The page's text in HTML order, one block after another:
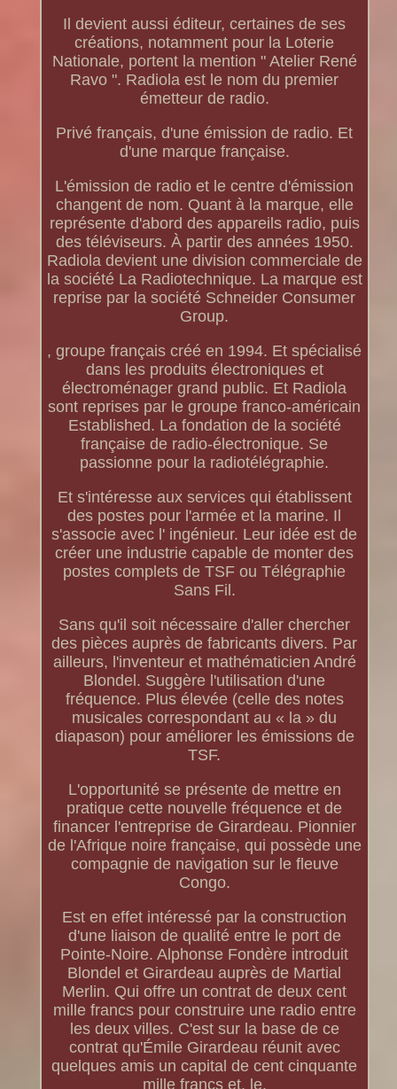
Il devient aussi éditeur, certaines de ses
créations, notamment pour la Loterie
Nationale, portent la mention " Atelier René
Ravo ". Radiola est le nom du premier
émetteur de radio.
Privé français, d'une émission de radio. Et
d'une marque française.
L'émission de radio et le centre d'émission
changent de nom. Quant à la marque, elle
représente d'abord des appareils radio, puis
des téléviseurs. À partir des années 1950.
Radiola devient une division commerciale de
la société La Radiotechnique. La marque est
reprise par la société Schneider Consumer
Group.
, groupe français créé en 1994. Et spécialisé
dans les produits électroniques et
électroménager grand public. Et Radiola
sont reprises par le groupe franco-américain
Established. La fondation de la société
française de radio-électronique. Se
passionne pour la radiotélégraphie.
Et s'intéresse aux services qui établissent
des postes pour l'armée et la marine. Il
s'associe avec l' ingénieur. Leur idée est de
créer une industrie capable de monter des
postes complets de TSF ou Télégraphie
Sans Fil.
Sans qu'il soit nécessaire d'aller chercher
des pièces auprès de fabricants divers. Par
ailleurs, l'inventeur et mathématicien André
Blondel. Suggère l'utilisation d'une
fréquence. Plus élevée (celle des notes
musicales correspondant au « la » du
diapason) pour améliorer les émissions de
TSF.
L'opportunité se présente de mettre en
pratique cette nouvelle fréquence et de
financer l'entreprise de Girardeau. Pionnier
de l'Afrique noire française, qui possède une
compagnie de navigation sur le fleuve
Congo.
Est en effet intéressé par la construction
d'une liaison de qualité entre le port de
Pointe-Noire. Alphonse Fondère introduit
Blondel et Girardeau auprès de Martial
Merlin. Qui offre un contrat de deux cent
mille francs pour construire une radio entre
les deux villes. C'est sur la base de ce
contrat qu'Émile Girardeau réunit avec
quelques amis un capital de cent cinquante
mille francs et, le.